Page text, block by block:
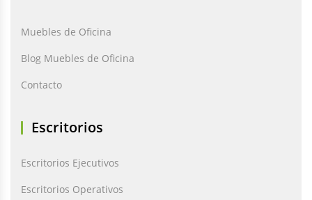
Muebles de Oficina
Blog Muebles de Oficina
Contacto
Escritorios
Escritorios Ejecutivos
Escritorios Operativos